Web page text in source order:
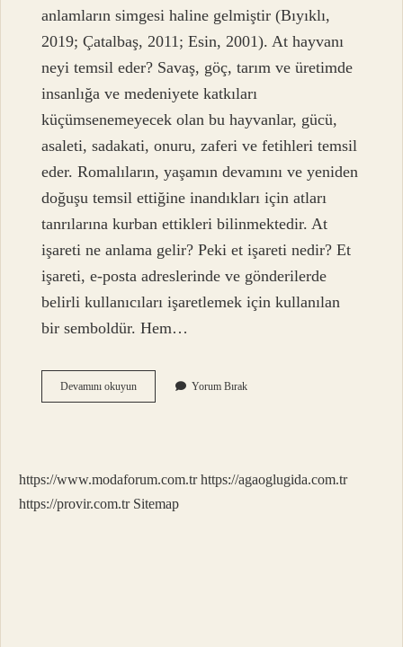
anlamların simgesi haline gelmiştir (Bıyıklı,
2019; Çatalbaş, 2011; Esin, 2001). At hayvanı
neyi temsil eder? Savaş, göç, tarım ve üretimde
insanlığa ve medeniyete katkıları
küçümsenemeyecek olan bu hayvanlar, gücü,
asaleti, sadakati, onuru, zaferi ve fetihleri ​​temsil
eder. Romalıların, yaşamın devamını ve yeniden
doğuşu temsil ettiğine inandıkları için atları
tanrılarına kurban ettikleri bilinmektedir. At
işareti ne anlama gelir? Peki et işareti nedir? Et
işareti, e-posta adreslerinde ve gönderilerde
belirli kullanıcıları işaretlemek için kullanılan
bir semboldür. Hem…
Devamını okuyun3
At
Yorum Bırak
https://www.modaforum.com.tr https://agaoglugida.com.tr
https://provir.com.tr Sitemap